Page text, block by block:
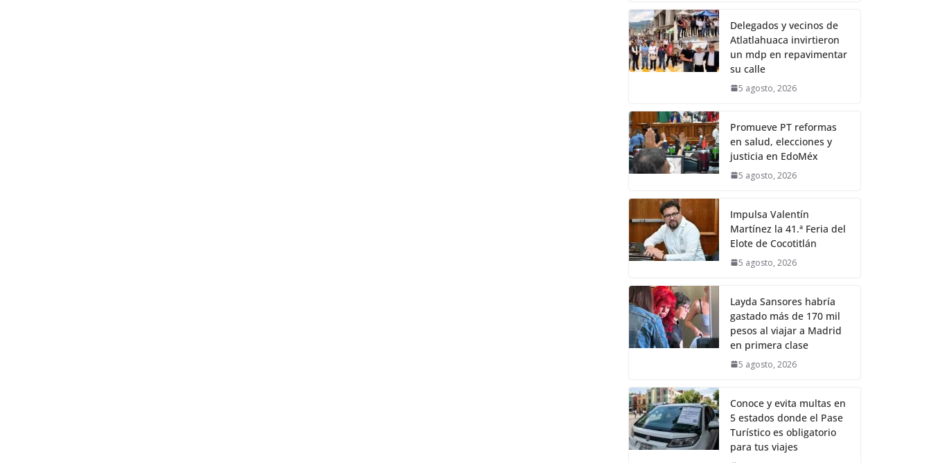
Delegados y vecinos de
Atlatlahuaca invirtieron
un mdp en repavimentar
su calle
5 agosto, 2026
Promueve PT reformas
en salud, elecciones y
justicia en EdoMéx
5 agosto, 2026
Impulsa Valentín
Martínez la 41.ª Feria del
Elote de Cocotitlán
5 agosto, 2026
Layda Sansores habría
gastado más de 170 mil
pesos al viajar a Madrid
en primera clase
5 agosto, 2026
Conoce y evita multas en
5 estados donde el Pase
Turístico es obligatorio
para tus viajes